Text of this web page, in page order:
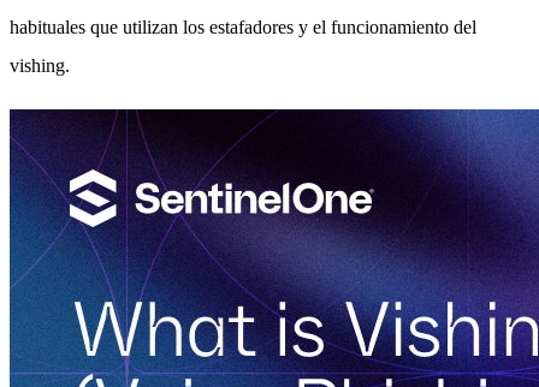
habituales que utilizan los estafadores y el funcionamiento del
vishing.